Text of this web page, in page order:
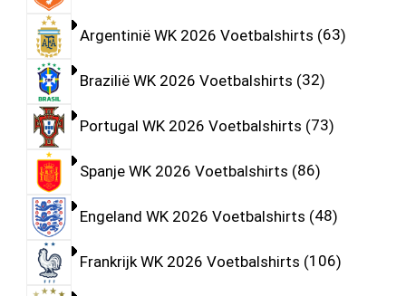
Argentinië WK 2026 Voetbalshirts 63
Brazilië WK 2026 Voetbalshirts 32
Portugal WK 2026 Voetbalshirts 73
Spanje WK 2026 Voetbalshirts 86
Engeland WK 2026 Voetbalshirts 48
Frankrijk WK 2026 Voetbalshirts 106